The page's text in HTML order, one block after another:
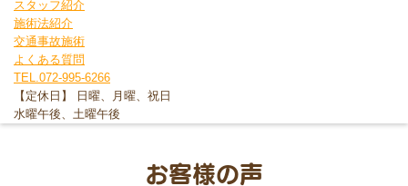
スタッフ紹介
施術法紹介
交通事故施術
よくある質問
TEL.072-995-6266
【定休日】 日曜、月曜、祝日
水曜午後、土曜午後
お客様の声